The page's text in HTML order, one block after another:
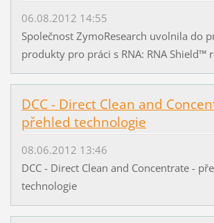
06.08.2012 14:55
Společnost ZymoResearch uvolnila do
produkty pro práci s RNA: RNA Shield™
DCC - Direct Clean and
přehled technologie
08.06.2012 13:46
DCC - Direct Clean and Concentrate -
technologie